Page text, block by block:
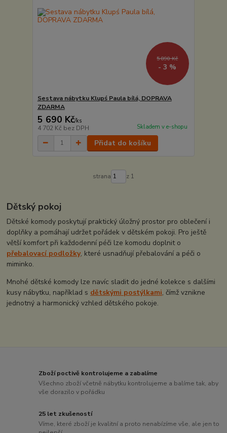
5 890 Kč
- 3 %
Sestava nábytku Klupś Paula bílá, DOPRAVA
ZDARMA
5 690 Kč/ks
4 702 Kč bez DPH Skladem v e-shopu
Přidat do košíku
strana z 1
Dětský pokoj
Dětské komody poskytují praktický úložný prostor pro oblečení i
doplňky a pomáhají udržet pořádek v dětském pokoji. Pro ještě
větší komfort při každodenní péči lze komodu doplnit o
přebalovací podložky, které usnadňují přebalování a péči o
miminko.
Mnohé dětské komody lze navíc sladit do jedné kolekce s dalšími
kusy nábytku, například s dětskými postýlkami, čímž vznikne
jednotný a harmonický vzhled dětského pokoje.
Zboží poctivě kontrolujeme a zabalíme
Všechno zboží včetně nábytku kontrolujeme a balíme tak, aby
vše dorazilo v pořádku
25 let zkušeností
Víme, které zboží je kvalitní a proto nenabízíme vše, ale jen to